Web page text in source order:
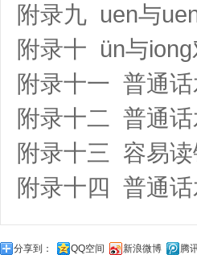
附录九 uen与
附录十 ün与
附录十一 普通
附录十二 普通
附录十三 容易
附录十四 普通
分享到： QQ空间 新浪微博 腾